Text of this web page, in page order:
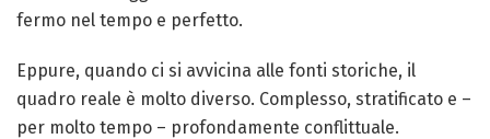
fermo nel tempo e perfetto.
Eppure, quando ci si avvicina alle fonti storiche, il
quadro reale è molto diverso. Complesso, stratificato e –
per molto tempo – profondamente conflittuale.